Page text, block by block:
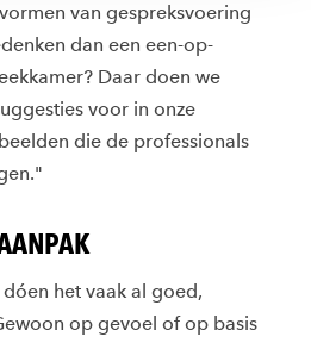
van gespreksvoering
dan een een-op-
Daar doen we
voor in onze
die de professionals
het vaak al goed,
op gevoel of op basis